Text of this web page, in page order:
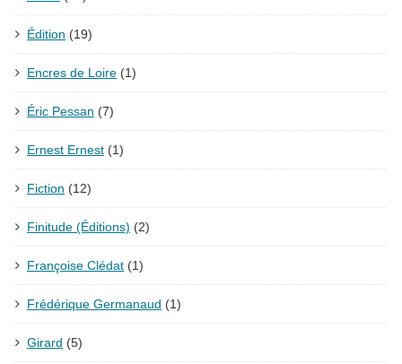
Édition (19)
Encres de Loire (1)
Éric Pessan (7)
Ernest Ernest (1)
Fiction (12)
Finitude (Éditions) (2)
Françoise Clédat (1)
Frédérique Germanaud (1)
Girard (5)